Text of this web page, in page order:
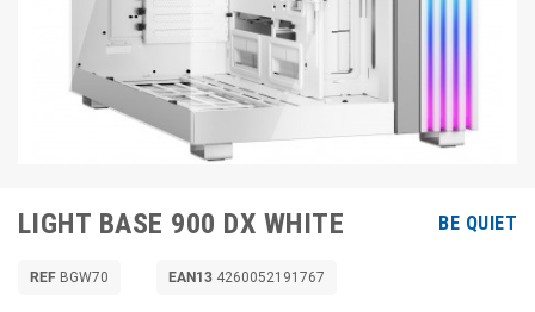
LIGHT BASE 900 DX WHITE BE QUIET
REF BGW70 EAN13 4260052191767